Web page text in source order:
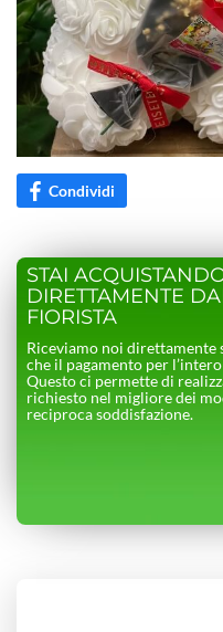
Condividi
STAI
DIRETTAMENTE
FIORISTA
Riceviamo noi direttamente
che il pagamento per
Questo ci permette di
richiesto nel migliore dei
reciproca soddisfazione.